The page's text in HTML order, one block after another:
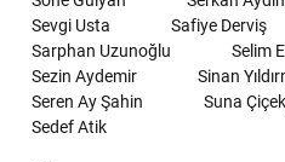
Sevgi Usta
Safiye Derviş
Sarphan Uzunoğlu
Selim
Sezin Aydemir
Sinan
Seren Ay Şahin
Suna
Sedef Atik